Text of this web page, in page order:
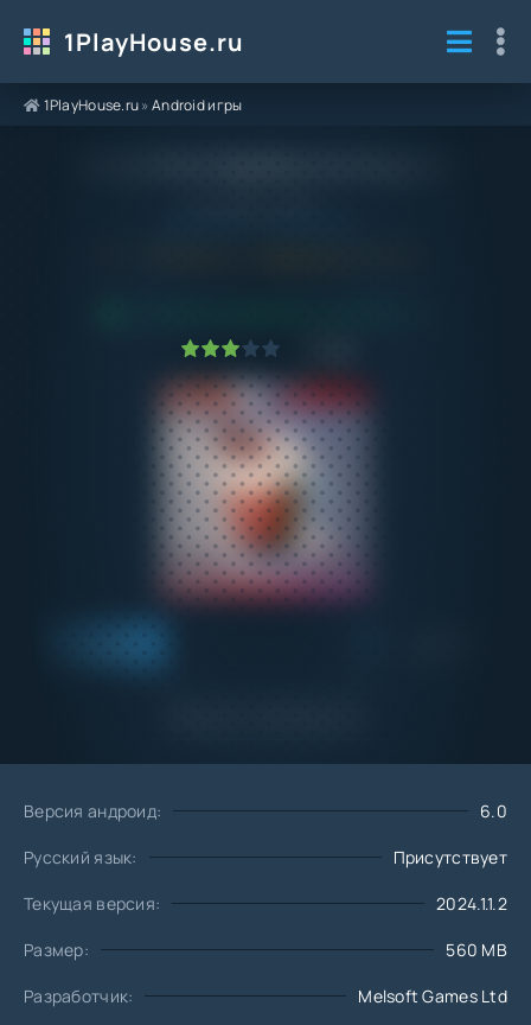
1PlayHouse.ru
1PlayHouse.ru»Android игры
Версия андроид: 6.0
Русский язык: Присутствует
Текущая версия: 2024.1.1.2
Размер: 560 MB
Разработчик: Melsoft Games Ltd